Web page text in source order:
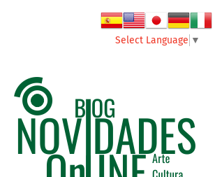
Select Language ▼